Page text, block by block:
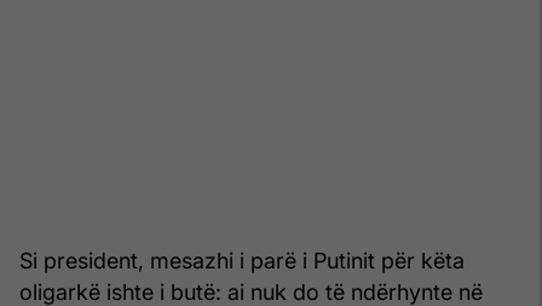
Si president, mesazhi i parë i Putinit për këta
oligarkë ishte i butë: ai nuk do të ndërhynte në